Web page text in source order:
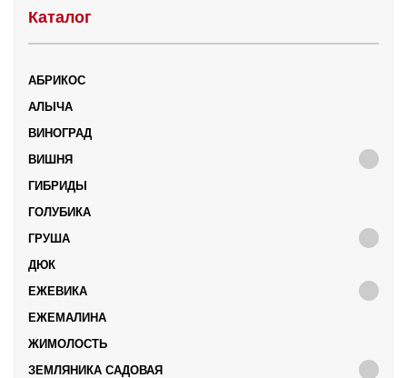
Каталог
АБРИКОС
АЛЫЧА
ВИНОГРАД
ВИШНЯ
ГИБРИДЫ
ГОЛУБИКА
ГРУША
ДЮК
ЕЖЕВИКА
ЕЖЕМАЛИНА
ЖИМОЛОСТЬ
ЗЕМЛЯНИКА САДОВАЯ